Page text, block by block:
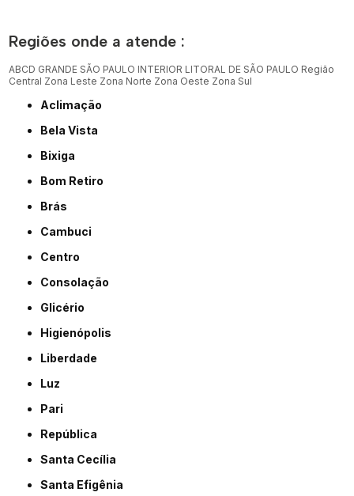
Regiões onde a atende :
ABCD GRANDE SÃO PAULO INTERIOR LITORAL DE SÃO PAULO Região
Central Zona Leste Zona Norte Zona Oeste Zona Sul
Aclimação
Bela Vista
Bixiga
Bom Retiro
Brás
Cambuci
Centro
Consolação
Glicério
Higienópolis
Liberdade
Luz
Pari
República
Santa Cecília
Santa Efigênia